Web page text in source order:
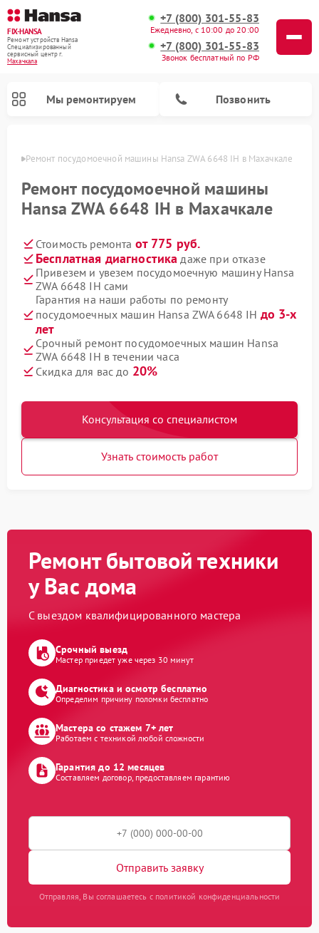
FIX-HANSA
Ремонт устройств Hansa
Специализированный
cервисный центр г.
Махачкала
+7 (800) 301-55-83
Ежедневно, с 10:00 до 20:00
+7 (800) 301-55-83
Звонок бесплатный по РФ
Мы ремонтируем Позвонить
Ремонт посудомоечной машины Hansa ZWA 6648 IH в Махачкале
Ремонт посудомоечной машины
Hansa ZWA 6648 IH в Махачкале
Стоимость ремонта от 775 руб.
Бесплатная диагностика даже при отказе
Привезем и увезем посудомоечную машину Hansa
ZWA 6648 IH сами
Гарантия на наши работы по ремонту
посудомоечных машин Hansa ZWA 6648 IH до 3-х
лет
Срочный ремонт посудомоечных машин Hansa
ZWA 6648 IH в течении часа
Скидка для вас до 20%
Консультация со специалистом
Узнать стоимость работ
Ремонт бытовой техники
у Вас дома
С выездом квалифицированного мастера
Срочный выезд
Мастер приедет уже через 30 минут
Диагностика и осмотр бесплатно
Определим причину поломки бесплатно
Мастера со стажем 7+ лет
Работаем с техникой любой сложности
Гарантия до 12 месяцев
Составляем договор, предоставляем гарантию
Отправить заявку
Отправляя, Вы соглашаетесь с политикой конфиденциальности